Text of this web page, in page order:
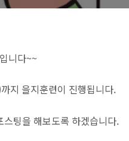
니다~~
지 을지훈련이 진행됩니다.
스팅을 해보도록 하겠습니다.